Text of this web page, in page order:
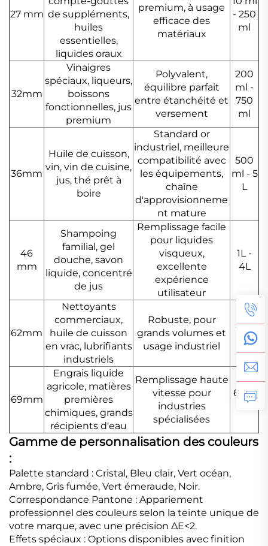
27 mm de suppléments,
huiles
essentielles,
liquides oraux
premium, à usage
efficace des
matériaux
- 250
ml
32mm
Vinaigres
spéciaux, liqueurs,
boissons
fonctionnelles, jus
premium
Polyvalent,
équilibre parfait
entre étanchéité et
versement
200
ml -
750
ml
36mm
Huile de cuisson,
vin, vin de cuisine,
jus, thé prêt à
boire
Standard or
industriel, meilleure
compatibilité avec
les équipements,
chaîne
d'approvisionneme
nt mature
500
ml - 5
L
46
mm
Shampoing
familial, gel
douche, savon
liquide, concentré
de jus
Remplissage facile
pour liquides
visqueux,
excellente
expérience
utilisateur
1L -
4L
62mm
Nettoyants
commerciaux,
huile de cuisson
en vrac, lubrifiants
industriels
Robuste, pour
grands volumes et
usage industriel
4L -
10L
69mm
Engrais liquide
agricole, matières
premières
chimiques, grands
récipients d'eau
Remplissage haute
vitesse pour
industries
spécialisées
69m
m
Gamme de personnalisation des couleurs
:
Palette standard : Cristal, Bleu clair, Vert océan,
Ambre, Gris fumée, Vert émeraude, Noir.
Correspondance Pantone : Appariement
professionnel des couleurs selon la teinte unique de
votre marque, avec une précision ΔE<2.
Effets spéciaux : Options disponibles avec finition